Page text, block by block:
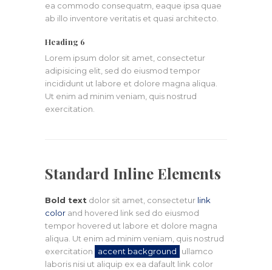
ea commodo consequatm, eaque ipsa quae
ab illo inventore veritatis et quasi architecto.
Heading 6
Lorem ipsum dolor sit amet, consectetur
adipisicing elit, sed do eiusmod tempor
incididunt ut labore et dolore magna aliqua.
Ut enim ad minim veniam, quis nostrud
exercitation.
Standard Inline Elements
Bold text dolor sit amet, consectetur link
color and hovered link sed do eiusmod
tempor hovered ut labore et dolore magna
aliqua. Ut enim ad minim veniam, quis nostrud
exercitation
accent background
ullamco
laboris nisi ut aliquip ex ea dafault link color